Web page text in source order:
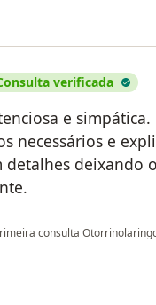
verificada
e simpática.
necessários e
deixando
consulta
Inez